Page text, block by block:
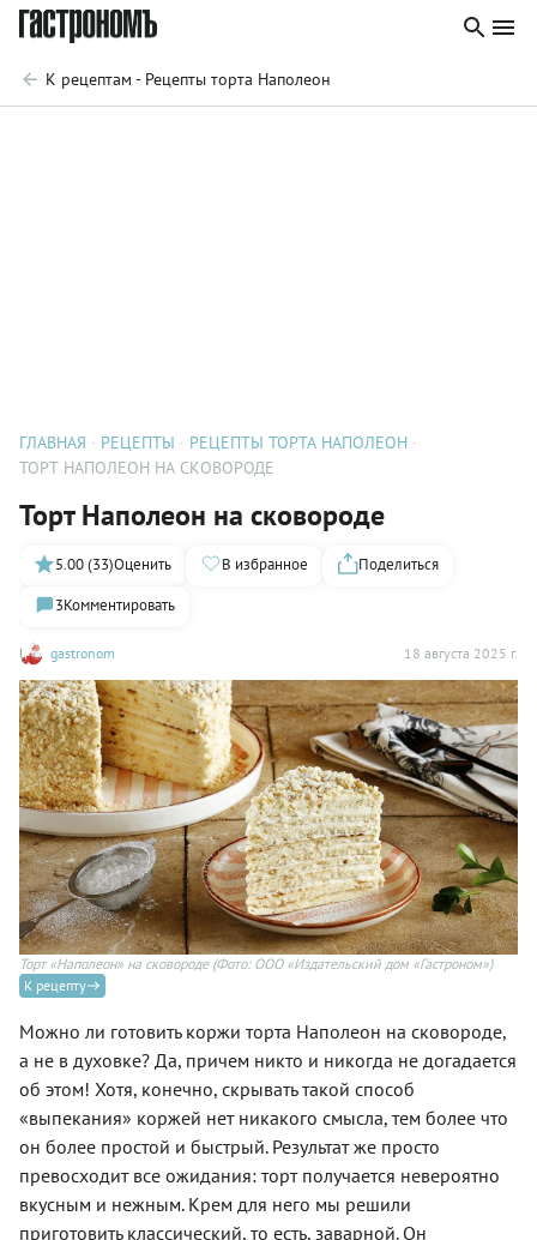
К рецептам - Рецепты торта Наполеон
ГЛАВНАЯ РЕЦЕПТЫ
РЕЦЕПТЫ ТОРТА НАПОЛЕОН
ТОРТ НАПОЛЕОН НА СКОВОРОДЕ
Торт Наполеон на сковороде
gastronom 18 августа 2025 г.
5.00 (33)Оценить В избранное
Поделиться
3Комментировать
Торт «Наполеон» на сковороде (Фото: ООО «Издательский дом «Гастроном»)
К рецепту
Можно ли готовить коржи торта Наполеон на сковороде,
а не в духовке? Да, причем никто и никогда не догадается
об этом! Хотя, конечно, скрывать такой способ
«выпекания» коржей нет никакого смысла, тем более что
он более простой и быстрый. Результат же просто
превосходит все ожидания: торт получается невероятно
вкусным и нежным. Крем для него мы решили
приготовить классический, то есть, заварной. Он